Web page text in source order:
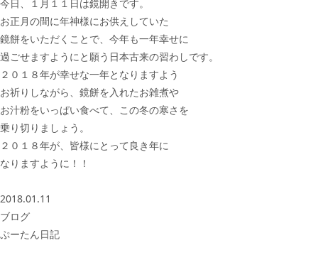
今日、１月１１日は鏡開きです。
お正月の間に年神様にお供えしていた
鏡餅をいただくことで、今年も一年幸せに
過ごせますようにと願う日本古来の習わしです。
２０１８年が幸せな一年となりますよう
お祈りしながら、鏡餅を入れたお雑煮や
お汁粉をいっぱい食べて、この冬の寒さを
乗り切りましょう。
２０１８年が、皆様にとって良き年に
なりますように！！
2018.01.11
ブログ
ぷーたん日記